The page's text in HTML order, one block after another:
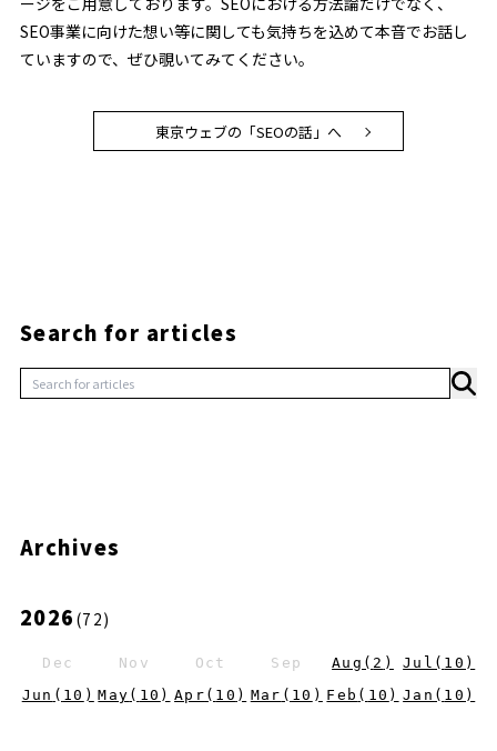
SEO事業に向けた想い等に関しても気持ちを込めて本音でお話し
ていますので、ぜひ覗いてみてください。
東京ウェブの「SEOの話」へ
Search for articles
Archives
2026 (72)
Dec Nov Oct Sep Aug ( 2 ) Jul ( 10 )
Jun ( 10 ) May ( 10 ) Apr ( 10 ) Mar ( 10 ) Feb ( 10 ) Jan ( 10 )